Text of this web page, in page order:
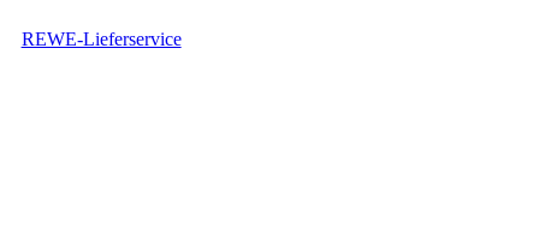
REWE-Lieferservice